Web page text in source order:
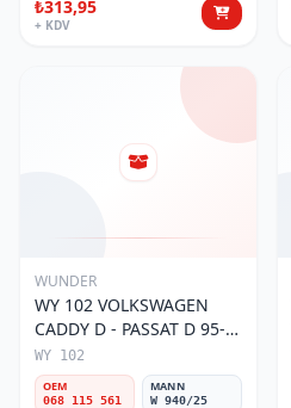
₺313,95
+ KDV
WUNDER
WY 102 VOLKSWAGEN
CADDY D - PASSAT D 95-
01 068 115 561 Yağ
Filtresi
WY 102
OEM
068 115 561
MANN
W 940/25